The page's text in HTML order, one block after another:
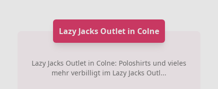
Lazy Jacks Outlet in Colne
Lazy Jacks Outlet in Colne: Poloshirts und vieles
mehr verbilligt im Lazy Jacks Outl...